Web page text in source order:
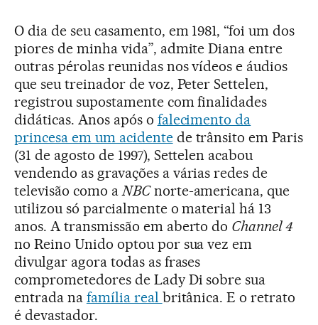
O dia de seu casamento, em 1981, “foi um dos
piores de minha vida”, admite Diana entre
outras pérolas reunidas nos vídeos e áudios
que seu treinador de voz, Peter Settelen,
registrou supostamente com finalidades
didáticas. Anos após o falecimento da
princesa em um acidentede trânsito em Paris
(31 de agosto de 1997), Settelen acabou
vendendo as gravações a várias redes de
televisão como aNBCnorte-americana, que
utilizou só parcialmente o material há 13
anos. A transmissão em aberto do Channel 4
no Reino Unido optou por sua vez em
divulgar agora todas as frases
comprometedores de Lady Di sobre sua
entrada na família real britânica. E o retrato
é devastador.